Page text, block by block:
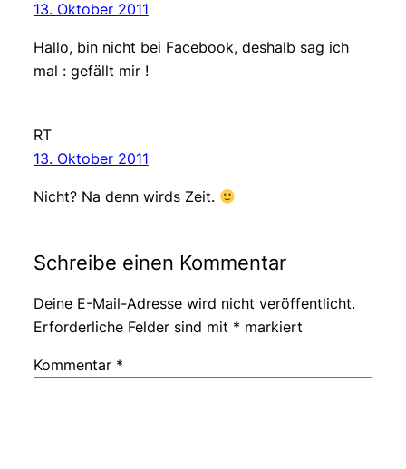
13. Oktober 2011
Hallo, bin nicht bei Facebook, deshalb sag ich
mal : gefällt mir !
RT
13. Oktober 2011
Nicht? Na denn wirds Zeit.
Schreibe einen Kommentar
Deine E-Mail-Adresse wird nicht veröffentlicht.
Erforderliche Felder sind mit * markiert
Kommentar *